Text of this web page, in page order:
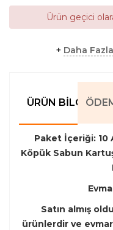
Ürün geçici
+ Daha
ÜRÜN BILGILERI
Paket İçeriği: 10
Köpük Sabun
Satın almış
ürünlerdir ve